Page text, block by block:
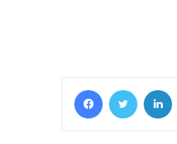
FacebookTwitter